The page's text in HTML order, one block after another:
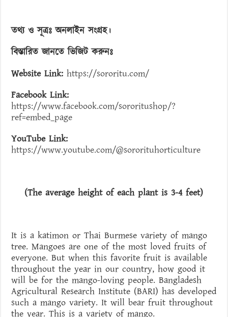
তথ্য ও সূত্রঃ অনলাইন সংগ্রহ।
বিস্তারিত জানতে ভিজিট করুনঃ
Website Link: https://sororitu.com/
Facebook Link:
https://www.facebook.com/sororitushop/?
ref=embed_page
YouTube Link:
https://www.youtube.com/@sororituhorticulture
(The average height of each plant is 3-4 feet)
It is a katimon or Thai Burmese variety of mango
tree. Mangoes are one of the most loved fruits of
everyone. But when this favorite fruit is available
throughout the year in our country, how good it
will be for the mango-loving people. Bangladesh
Agricultural Research Institute (BARI) has developed
such a mango variety. It will bear fruit throughout
the year. This is a variety of mango.